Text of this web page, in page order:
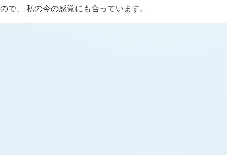
ので、 私の今の感覚にも合っています。